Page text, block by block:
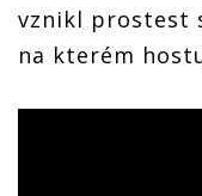
vznikl prostest
na kterém